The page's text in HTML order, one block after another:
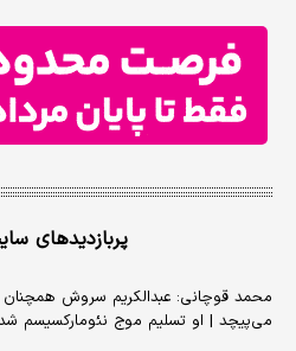
پربازدیدهای
محمد قوچانی: عبدالکریم سروش همچنان
می‌پیچد | او تسلیم موج نئومارکسیسم